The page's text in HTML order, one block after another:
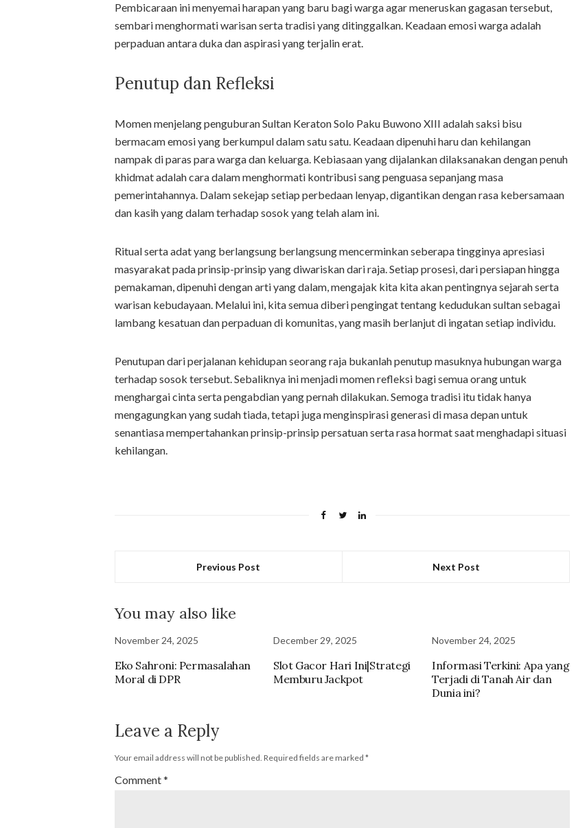
Pembicaraan ini menyemai harapan yang baru bagi warga agar meneruskan gagasan tersebut,
sembari menghormati warisan serta tradisi yang ditinggalkan. Keadaan emosi warga adalah
perpaduan antara duka dan aspirasi yang terjalin erat.
Penutup dan Refleksi
Momen menjelang penguburan Sultan Keraton Solo Paku Buwono XIII adalah saksi bisu
bermacam emosi yang berkumpul dalam satu satu. Keadaan dipenuhi haru dan kehilangan
nampak di paras para warga dan keluarga. Kebiasaan yang dijalankan dilaksanakan dengan penuh
khidmat adalah cara dalam menghormati kontribusi sang penguasa sepanjang masa
pemerintahannya. Dalam sekejap setiap perbedaan lenyap, digantikan dengan rasa kebersamaan
dan kasih yang dalam terhadap sosok yang telah alam ini.
Ritual serta adat yang berlangsung berlangsung mencerminkan seberapa tingginya apresiasi
masyarakat pada prinsip-prinsip yang diwariskan dari raja. Setiap prosesi, dari persiapan hingga
pemakaman, dipenuhi dengan arti yang dalam, mengajak kita kita akan pentingnya sejarah serta
warisan kebudayaan. Melalui ini, kita semua diberi pengingat tentang kedudukan sultan sebagai
lambang kesatuan dan perpaduan di komunitas, yang masih berlanjut di ingatan setiap individu.
Penutupan dari perjalanan kehidupan seorang raja bukanlah penutup masuknya hubungan warga
terhadap sosok tersebut. Sebaliknya ini menjadi momen refleksi bagi semua orang untuk
menghargai cinta serta pengabdian yang pernah dilakukan. Semoga tradisi itu tidak hanya
mengagungkan yang sudah tiada, tetapi juga menginspirasi generasi di masa depan untuk
senantiasa mempertahankan prinsip-prinsip persatuan serta rasa hormat saat menghadapi situasi
kehilangan.
Previous Post Next Post
You may also like
November 24, 2025
Eko Sahroni: Permasalahan
Moral di DPR
December 29, 2025
Slot Gacor Hari Ini|Strategi
Memburu Jackpot
November 24, 2025
Informasi Terkini: Apa yang
Terjadi di Tanah Air dan
Dunia ini?
Leave a Reply
Your email address will not be published. Required fields are marked *
Comment*